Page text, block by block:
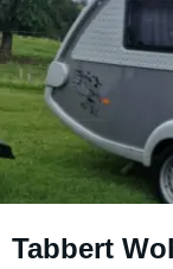
Tabbert